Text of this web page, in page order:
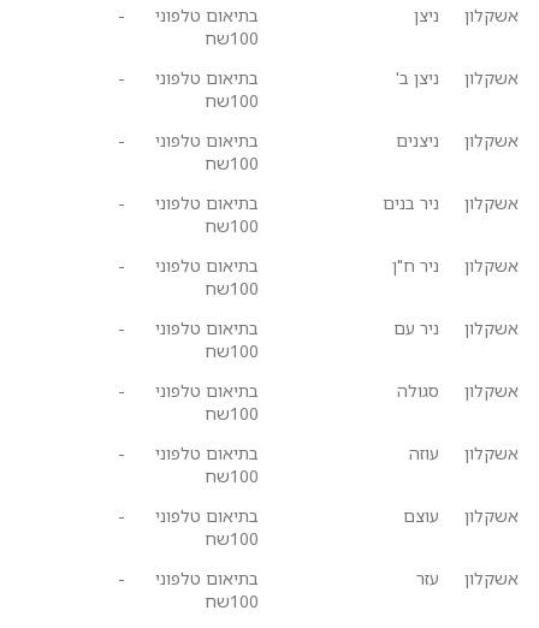
אשקלון ניצן
בתיאום טלפוני
100שח
-
אשקלון ניצן ב'
בתיאום טלפוני
100שח
-
אשקלון ניצנים
בתיאום טלפוני
100שח
-
אשקלון ניר בנים
בתיאום טלפוני
100שח
-
אשקלון ניר ח"ן
בתיאום טלפוני
100שח
-
אשקלון ניר עם
בתיאום טלפוני
100שח
-
אשקלון סגולה
בתיאום טלפוני
100שח
-
אשקלון עוזה
בתיאום טלפוני
100שח
-
אשקלון עוצם
בתיאום טלפוני
100שח
-
אשקלון עזר
בתיאום טלפוני
100שח
-